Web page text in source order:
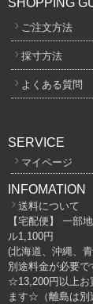
ご注文方法
採寸方法
よくある質問
SERVICE
マイページ
INFOMATION
送料について
【宅配便】 一部
ル1,100円
(北海道、沖縄、
別途料金が必要で
☆13,200円以上お
ます☆（離島は別